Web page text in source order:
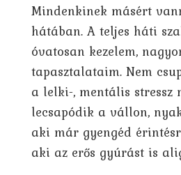
Mindenkinek másért
hátában. A teljes háti
óvatosan kezelem,
tapasztalataim. Nem
a lelki-, mentális stressz
lecsapódik a vállon,
aki már gyengéd
aki az erős gyúrást is